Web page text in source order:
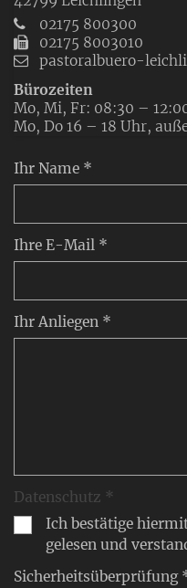
Ihr Name *
Ihre E-Mail *
Ihr Anliegen *
Datenschutz *
Ich bestätige
gelesen und
Sicherheitsüberprüfung
02175 800300
02175 8003010
pastoralbuero-
Bürozeiten
Mo, Mi, Fr: 08:30 –
Mo, Do 16 – 18 Uhr,